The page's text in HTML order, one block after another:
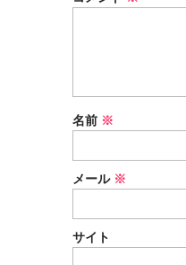
名前 ※
メール ※
サイト